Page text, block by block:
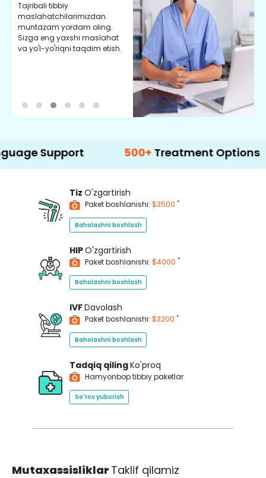
Tajribali tibbiy
maslahatchilarimizdan
muntazam yordam oling.
Sizga eng yaxshi maslahat
va yo'l-yo'riqni taqdim etish.
500+ Treatment Options
Tiz O'zgartirish
Paket boshlanishi: $3500 *
Baholashni boshlash
HIPO'zgartirish
Paket boshlanishi: $4000 *
Baholashni boshlash
IVFDavolash
Paket boshlanishi: $3200 *
Baholashni boshlash
Tadqiq qilingKo'proq
Hamyonbop tibbiy paketlar
So'rov yuborish
Mutaxassisliklar Taklif qilamiz